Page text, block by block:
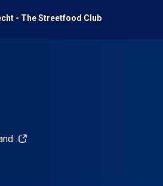
- The Streetfood Club